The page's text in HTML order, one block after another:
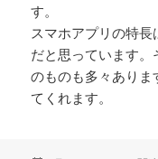
す。
スマホアプリの特
だと思っています
のものも多々ありま
てくれます。